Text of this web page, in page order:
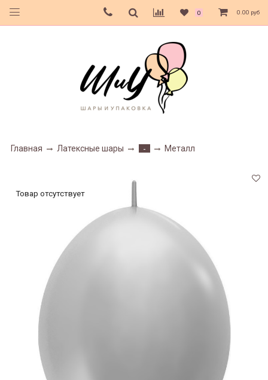
0 0.00 руб
Главная Латексные шары - Металл
Товар отсутствует